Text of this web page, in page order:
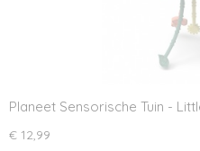
Planeet Sensorische Tuin -
€ 12,99